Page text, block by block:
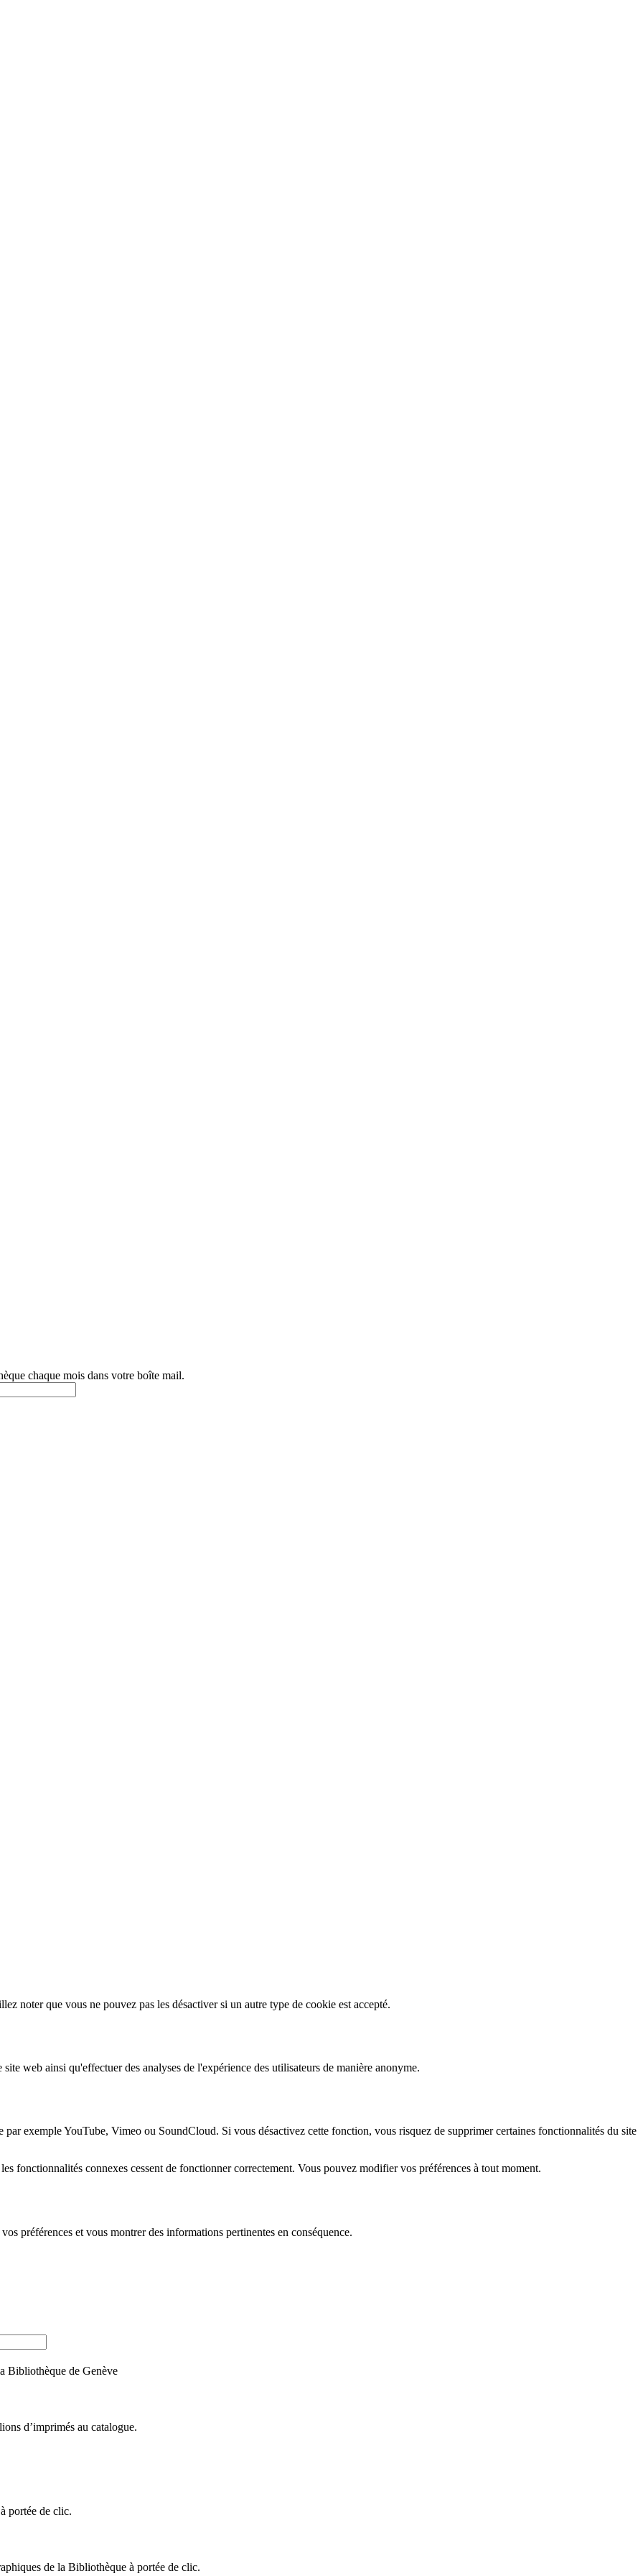
chaque mois dans votre boîte mail.
noter que vous ne pouvez pas les désactiver si un autre type de cookie est accepté.
web ainsi qu'effectuer des analyses de l'expérience des utilisateurs de manière anonyme.
exemple YouTube, Vimeo ou SoundCloud. Si vous désactivez cette fonction, vous risquez de supprimer certaines fonctionnalités du site
fonctionnalités connexes cessent de fonctionner correctement. Vous pouvez modifier vos préférences à tout moment.
préférences et vous montrer des informations pertinentes en conséquence.
Bibliothèque de Genève
d’imprimés au catalogue.
portée de clic.
de la Bibliothèque à portée de clic.